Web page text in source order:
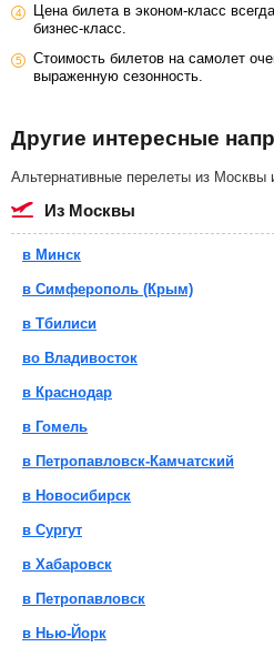
Цена билета в эконом-класс
бизнес-класс.
Стоимость билетов на самолет
выраженную сезонность.
Другие интересные
Альтернативные перелеты из Москвы
из Москвы
в Минск
в Симферополь (Крым)
в Тбилиси
во Владивосток
в Краснодар
в Гомель
в Петропавловск-Камчатский
в Новосибирск
в Сургут
в Хабаровск
в Петропавловск
в Нью-Йорк